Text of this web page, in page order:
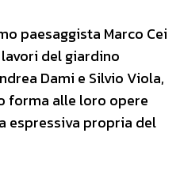
paesaggista Marco Cei
del giardino
Dami e Silvio Viola,
forma alle loro opere
espressiva propria del